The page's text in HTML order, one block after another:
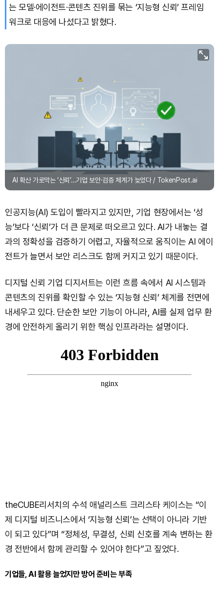
는 모델·에이전트·콘텐츠 진위를 묶는 ‘지능형 신뢰’ 프레임
워크로 대응에 나섰다고 밝혔다.
AI 확산 가로막는 ‘신뢰’…기업 보안·검증 체계가 늦었다 / TokenPost.ai
인공지능(AI) 도입이 빨라지고 있지만, 기업 현장에서는 ‘성
능’보다 ‘신뢰’가 더 큰 문제로 떠오르고 있다. AI가 내놓는 결
과의 정확성을 검증하기 어렵고, 자율적으로 움직이는 AI 에이
전트가 늘면서 보안 리스크도 함께 커지고 있기 때문이다.
디지털 신뢰 기업 디지서트는 이런 흐름 속에서 AI 시스템과
콘텐츠의 진위를 확인할 수 있는 ‘지능형 신뢰’ 체계를 전면에
내세우고 있다. 단순한 보안 기능이 아니라, AI를 실제 업무 환
경에 안전하게 올리기 위한 핵심 인프라라는 설명이다.
theCUBE리서치의 수석 애널리스트 크리스타 케이스는 “이
제 디지털 비즈니스에서 ‘지능형 신뢰’는 선택이 아니라 기반
이 되고 있다”며 “정체성, 무결성, 신뢰 신호를 계속 변하는 환
경 전반에서 함께 관리할 수 있어야 한다”고 짚었다.
기업들, AI 활용 늘었지만 방어 준비는 부족